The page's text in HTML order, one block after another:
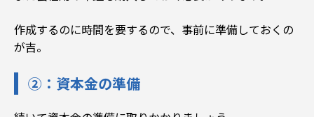
作成するのに時間を要するので、事前に準備しておくの
が吉。
②：資本金の準備